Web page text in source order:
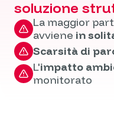
soluzione
La maggior
avviene in
Scarsità di
L'impatto
monitorato